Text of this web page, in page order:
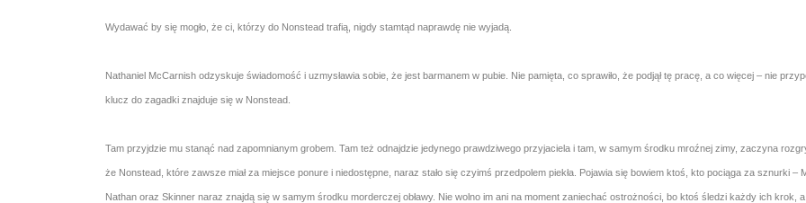
Wydawać by się mogło, że ci, którzy do Nonstead trafią, nigdy stamtąd naprawdę nie wyjadą.
Nathaniel McCarnish odzyskuje świadomość i uzmysławia sobie, że jest barmanem w pubie. Nie pamięta, co sprawiło, że podjął tę pracę, a co więcej – nie
klucz do zagadki znajduje się w Nonstead.
Tam przyjdzie mu stanąć nad zapomnianym grobem. Tam też odnajdzie jedynego prawdziwego przyjaciela i tam, w samym środku mroźnej zimy, zaczyna
że Nonstead, które zawsze miał za miejsce ponure i niedostępne, naraz stało się czyimś przedpolem piekła. Pojawia się bowiem ktoś, kto pociąga za sznurki –
Nathan oraz Skinner naraz znajdą się w samym środku morderczej obławy. Nie wolno im ani na moment zaniechać ostrożności, bo ktoś śledzi każdy ich krok,